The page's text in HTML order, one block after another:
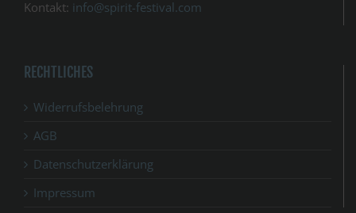
Kontakt: info@spirit-festival.com
RECHTLICHES
Widerrufsbelehrung
AGB
Datenschutzerklärung
Impressum